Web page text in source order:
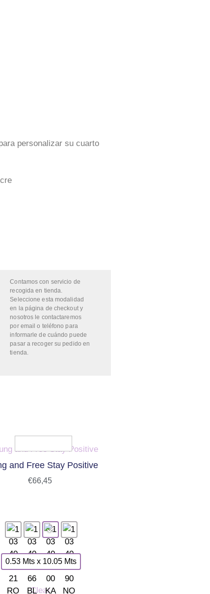
personalizar su cuarto
Contamos con servicio de
recogida en tienda.
Seleccione esta modalidad
en la página de checkout y
nosotros le contactaremos
por email o teléfono para
informarle de cuándo puede
pasar a recoger su pedido en
tienda.
and Free Stay Positive
€66,45
0.53 Mts x 10.05 Mts
Clear